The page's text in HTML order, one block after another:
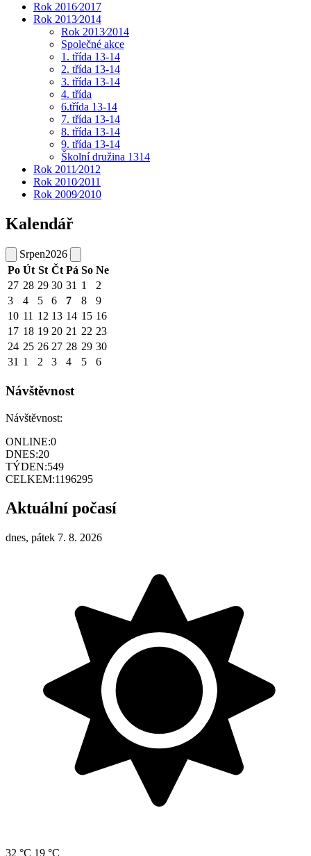
Rok 2016⁄2017
Rok 2013⁄2014
Rok 2013⁄2014
Společné akce
1. třída 13-14
2. třída 13-14
3. třída 13-14
4. třída
6.třída 13-14
7. třída 13-14
8. třída 13-14
9. třída 13-14
Školní družina 1314
Rok 2011⁄2012
Rok 2010⁄2011
Rok 2009⁄2010
Kalendář
Srpen2026
Po Út St Čt Pá So Ne
27 28 29 30 31 1
2
3
4 5 6 7 8
9
10 11 12 13 14 15 16
17 18 19 20 21 22 23
24 25 26 27 28 29 30
31 1 2 3 4 5 6
Návštěvnost
Návštěvnost:
ONLINE:0
DNES:20
TÝDEN:549
CELKEM:1196295
Aktuální počasí
dnes, pátek 7. 8. 2026
32 °C 19 °C